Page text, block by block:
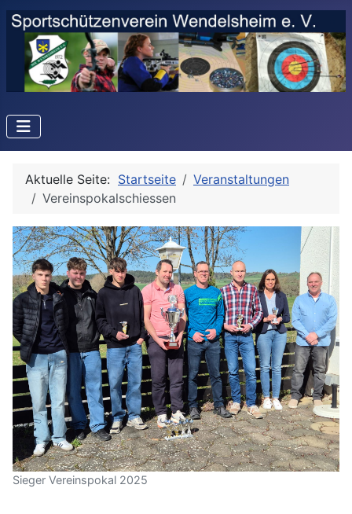
Aktuelle Seite: Startseite
Veranstaltungen
Vereinspokalschiessen
Sieger Vereinspokal 2025